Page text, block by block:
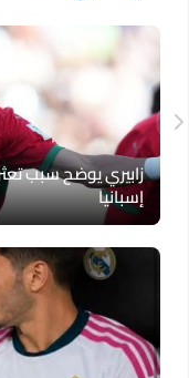
زابيري يوضح سبب
إسبانيا